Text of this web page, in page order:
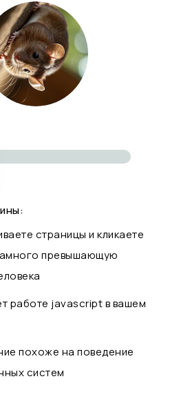
страницы и кликаете
превышающую
работе javascript в вашем
похоже на поведение
систем